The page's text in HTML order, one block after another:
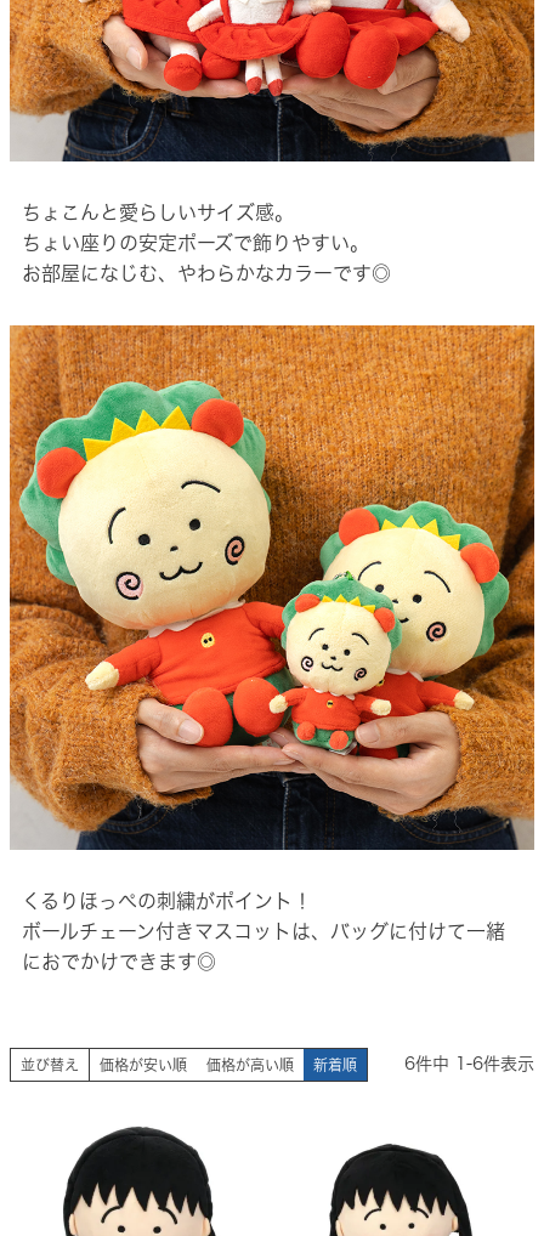
ちょこんと愛らしいサイズ感。
ちょい座りの安定ポーズで飾りやすい。
お部屋になじむ、やわらかなカラーです◎
くるりほっぺの刺繍がポイント！
ボールチェーン付きマスコットは、バッグに付けて一緒
におでかけできます◎
並び替え 価格が安い順 価格が高い順 新着順 6件中 -6件表示